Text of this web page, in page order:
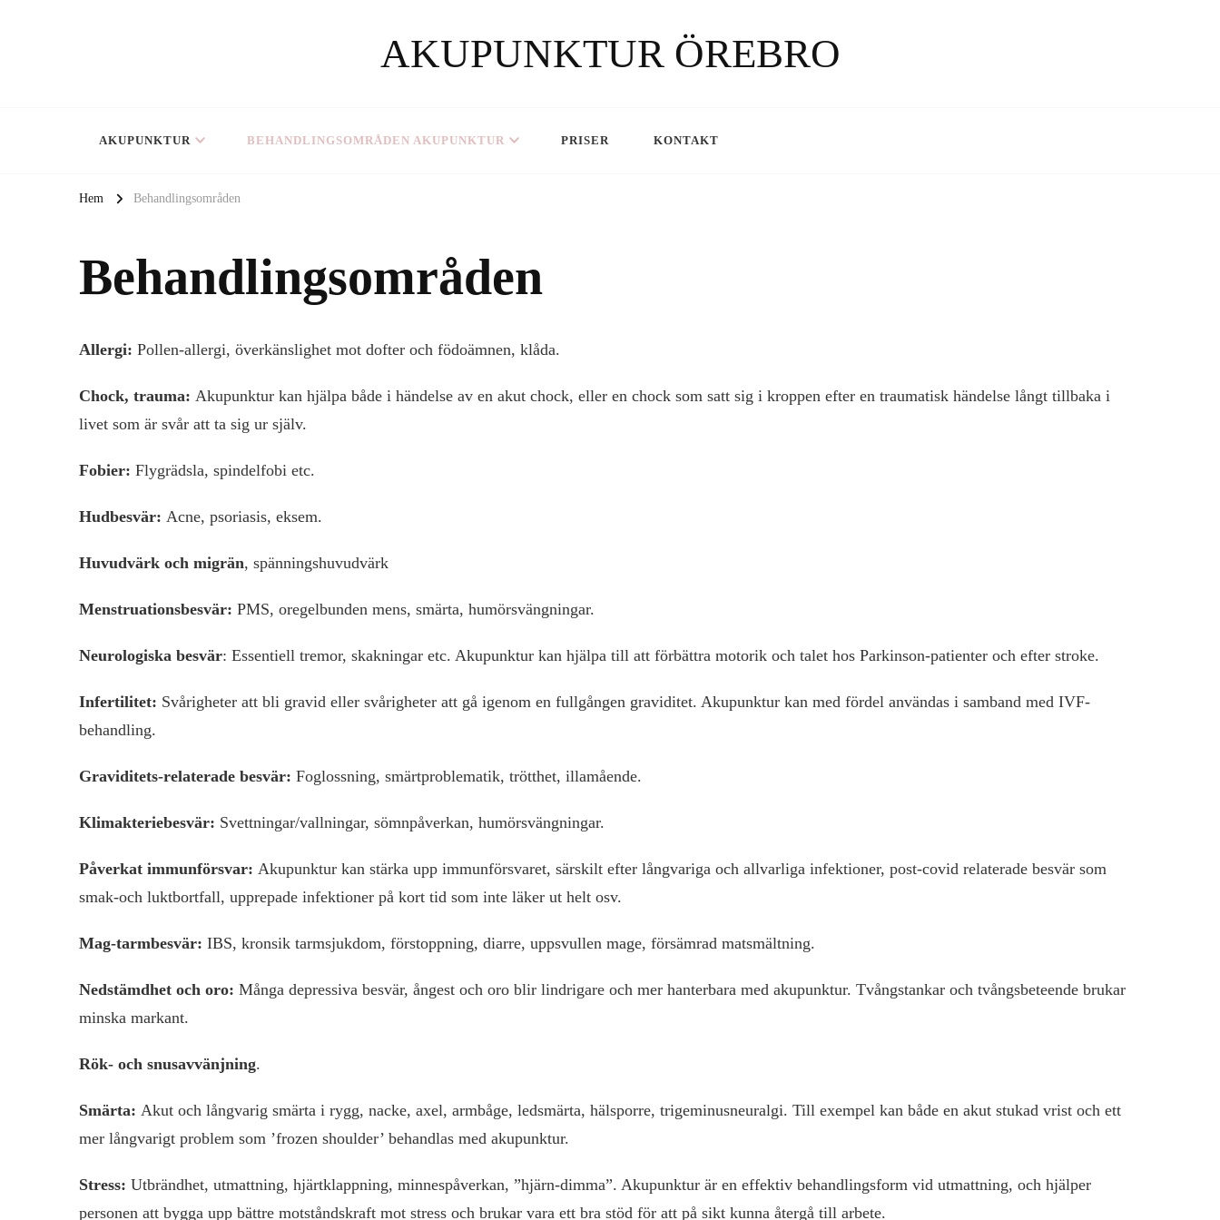
AKUPUNKTUR ÖREBRO
AKUPUNKTUR BEHANDLINGSOMRÅDEN AKUPUNKTUR PRISER KONTAKT
Hem Behandlingsområden
Behandlingsområden
Allergi: Pollen-allergi, överkänslighet mot dofter och födoämnen, klåda.
Chock, trauma: Akupunktur kan hjälpa både i händelse av en akut chock, eller en chock som satt sig i kroppen efter en traumatisk händelse långt tillbaka i
livet som är svår att ta sig ur själv.
Fobier: Flygrädsla, spindelfobi etc.
Hudbesvär: Acne, psoriasis, eksem.
Huvudvärk och migrän, spänningshuvudvärk
Menstruationsbesvär: PMS, oregelbunden mens, smärta, humörsvängningar.
Neurologiska besvär: Essentiell tremor, skakningar etc. Akupunktur kan hjälpa till att förbättra motorik och talet hos Parkinson-patienter och efter stroke.
Infertilitet: Svårigheter att bli gravid eller svårigheter att gå igenom en fullgången graviditet. Akupunktur kan med fördel användas i samband med IVF-
behandling.
Graviditets-relaterade besvär: Foglossning, smärtproblematik, trötthet, illamående.
Klimakteriebesvär: Svettningar/vallningar, sömnpåverkan, humörsvängningar.
Påverkat immunförsvar: Akupunktur kan stärka upp immunförsvaret, särskilt efter långvariga och allvarliga infektioner, post-covid relaterade besvär som
smak-och luktbortfall, upprepade infektioner på kort tid som inte läker ut helt osv.
Mag-tarmbesvär: IBS, kronsik tarmsjukdom, förstoppning, diarre, uppsvullen mage, försämrad matsmältning.
Nedstämdhet och oro: Många depressiva besvär, ångest och oro blir lindrigare och mer hanterbara med akupunktur. Tvångstankar och tvångsbeteende brukar
minska markant.
Rök- och snusavvänjning.
Smärta: Akut och långvarig smärta i rygg, nacke, axel, armbåge, ledsmärta, hälsporre, trigeminusneuralgi. Till exempel kan både en akut stukad vrist och ett
mer långvarigt problem som ’frozen shoulder’ behandlas med akupunktur.
Stress: Utbrändhet, utmattning, hjärtklappning, minnespåverkan, ”hjärn-dimma”. Akupunktur är en effektiv behandlingsform vid utmattning, och hjälper
personen att bygga upp bättre motståndskraft mot stress och brukar vara ett bra stöd för att på sikt kunna återgå till arbete.